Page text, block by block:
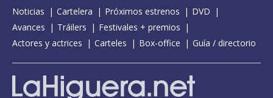
Noticias Cartelera Próximos estrenos
DVD
Avances
Tráilers
Festivales + premios
Actores y actrices
Carteles Box-office Guía / directorio